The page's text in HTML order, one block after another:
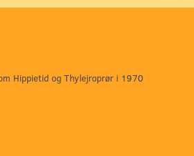
Hippietid og Thylejroprør i 1970